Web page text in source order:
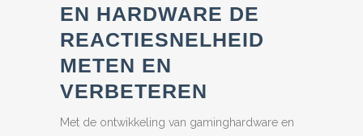
EN HARDWARE DE
REACTIESNELHEID
METEN EN
VERBETEREN
Met de ontwikkeling van gaminghardware en